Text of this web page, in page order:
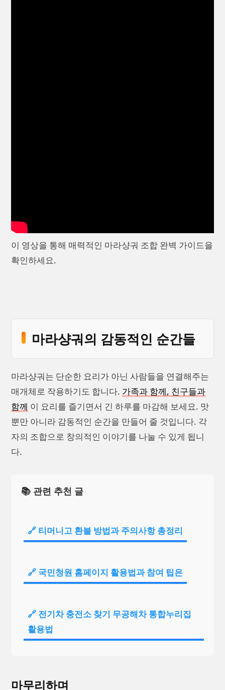
이 영상을 통해 매력적인 마라샹궈 조합 완벽 가이드을
확인하세요.
마라샹궈의 감동적인 순간들
마라샹궈는 단순한 요리가 아닌 사람들을 연결해주는
매개체로 작용하기도 합니다. 가족과 함께, 친구들과
함께 이 요리를 즐기면서 긴 하루를 마감해 보세요. 맛
뿐만 아니라 감동적인 순간을 만들어 줄 것입니다. 각
자의 조합으로 창의적인 이야기를 나눌 수 있게 됩니
다.
📚 관련 추천 글
🔗 티머니고 환불 방법과 주의사항 총정리
🔗 국민청원 홈페이지 활용법과 참여 팁은
🔗 전기차 충전소 찾기 무공해차 통합누리집
활용법
마무리하며